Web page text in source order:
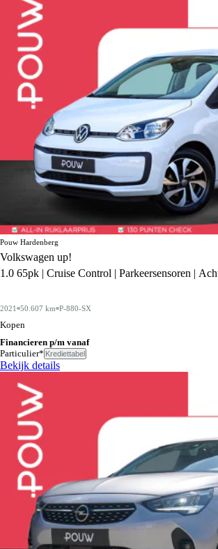
Pouw Hardenberg
Volkswagen up!
1.0 65pk | Cruise Control | Parkeersensoren |
2021 50.607 km P-880-SX
Kopen
Financieren p/m vanaf
Particulier* Krediettabel
Bekijk details